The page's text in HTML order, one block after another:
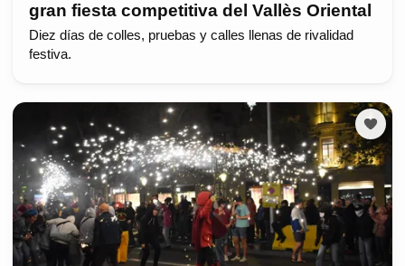
gran fiesta competitiva del Vallès Oriental
Diez días de colles, pruebas y calles llenas de rivalidad
festiva.